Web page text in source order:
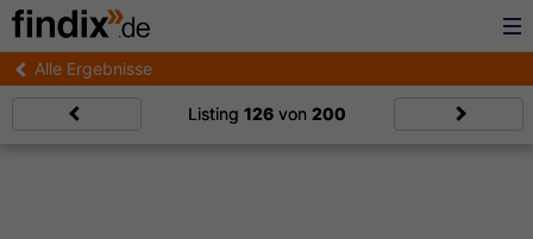
Alle Ergebnisse
Listing 126von 200